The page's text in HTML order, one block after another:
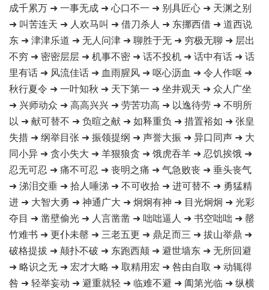
成千累万 ➜ 一事无成 ➜ 心口不一 ➜ 别具匠心 ➜ 天渊之别
➜ 叫苦连天 ➜ 人欢马叫 ➜ 借刀杀人 ➜ 东挪西借 ➜ 道西说
东 ➜ 津津乐道 ➜ 无人问津 ➜ 聊胜于无 ➜ 穷极无聊 ➜ 层出
不穷 ➜ 密密层层 ➜ 机事不密 ➜ 话不投机 ➜ 话中有话 ➜ 话
里有话 ➜ 风流佳话 ➜ 血雨腥风 ➜ 呕心沥血 ➜ 令人作呕 ➜
秋行夏令 ➜ 一叶知秋 ➜ 天下第一 ➜ 坐井观天 ➜ 众人广坐
➜ 兴师动众 ➜ 高高兴兴 ➜ 劳苦功高 ➜ 以逸待劳 ➜ 不明所
以 ➜ 献可替不 ➜ 负暄之献 ➜ 如释重负 ➜ 措置裕如 ➜ 张皇
失措 ➜ 纲举目张 ➜ 振领提纲 ➜ 声誉大振 ➜ 异口同声 ➜ 大
同小异 ➜ 贪小失大 ➜ 羊狠狼贪 ➜ 饿虎吞羊 ➜ 忍饥挨饿 ➜
忍无可忍 ➜ 痛不可忍 ➜ 丧明之痛 ➜ 气急败丧 ➜ 垂头丧气
➜ 涕泪交垂 ➜ 拾人唾涕 ➜ 不可收拾 ➜ 进可替不 ➜ 勇猛精
进 ➜ 大智大勇 ➜ 神通广大 ➜ 炯炯有神 ➜ 目光炯炯 ➜ 光彩
夺目 ➜ 凿壁偷光 ➜ 人言凿凿 ➜ 咄咄逼人 ➜ 书空咄咄 ➜ 罄
竹难书 ➜ 更仆未罄 ➜ 三老五更 ➜ 鼎足而三 ➜ 拔山举鼎 ➜
破格提拔 ➜ 颠扑不破 ➜ 东跑西颠 ➜ 避世墙东 ➜ 无所回避
➜ 略识之无 ➜ 宏才大略 ➜ 取精用宏 ➜ 咎由自取 ➜ 动辄得
咎 ➜ 轻举妄动 ➜ 避重就轻 ➜ 临难不避 ➜ 阖第光临 ➜ 纵横